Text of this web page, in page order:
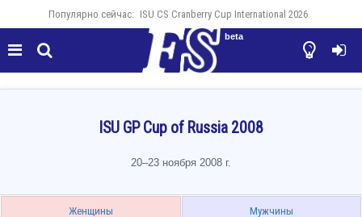
Популярно сейчас: ISU CS Cranberry Cup International 2026
  

beta
ISU GP Cup of Russia 2008
20–23 ноября 2008 г.
Женщины Мужчины